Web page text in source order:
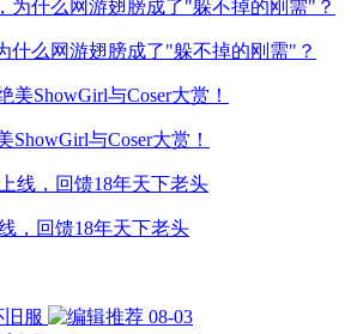
什么网游翅膀成了"躲不掉的刚需"？
ShowGirl与Coser大赏！
，回馈18年天下老头
旧服
08-03